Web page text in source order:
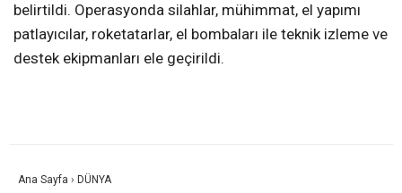
belirtildi. Operasyonda silahlar, mühimmat, el yapımı
patlayıcılar, roketatarlar, el bombaları ile teknik izleme ve
destek ekipmanları ele geçirildi.
Ana Sayfa › DÜNYA